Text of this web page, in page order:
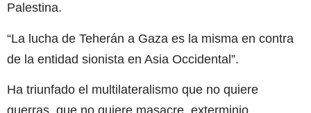
Palestina.
“La lucha de Teherán a Gaza es la misma en contra
de la entidad sionista en Asia Occidental”.
Ha triunfado el multilateralismo que no quiere